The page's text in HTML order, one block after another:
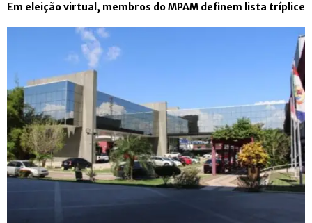
Em eleição virtual, membros do MPAM definem lista tríplice